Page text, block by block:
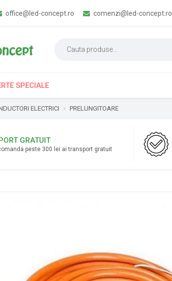
office@led-concept.ro comenzi@led-concept.ro
SPECIALE
ELECTRICI PRELUNGITOARE
GRATUIT
peste 300 lei ai transport gratuit